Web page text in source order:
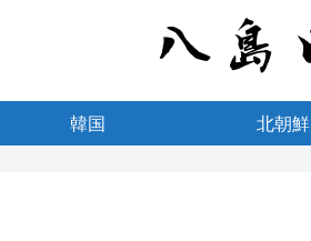
韓国 北朝鮮